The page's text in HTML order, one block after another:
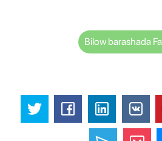
Bilow barashada